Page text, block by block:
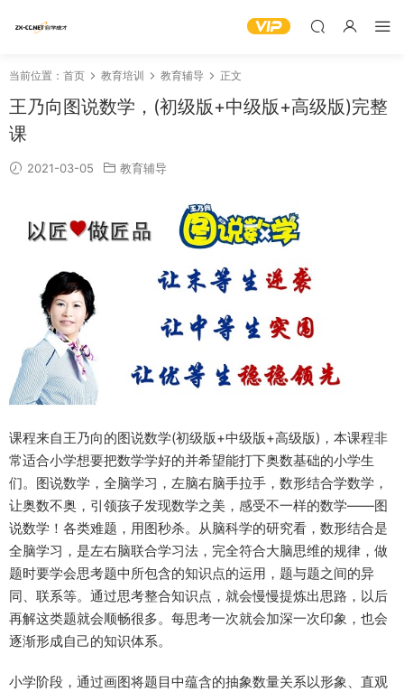
当前位置： 首页 教育培训 教育辅导 正文
王乃向图说数学，(初级版+中级版+高级版)完整
课
2021-03-05 教育辅导
课程来自王乃向的图说数学(初级版+中级版+高级版)，本课程非
常适合小学想要把数学学好的并希望能打下奥数基础的小学生
们。图说数学，全脑学习，左脑右脑手拉手，数形结合学数学，
让奥数不奥，引领孩子发现数学之美，感受不一样的数学——图
说数学！各类难题，用图秒杀。从脑科学的研究看，数形结合是
全脑学习，是左右脑联合学习法，完全符合大脑思维的规律，做
题时要学会思考题中所包含的知识点的运用，题与题之间的异
同、联系等。通过思考整合知识点，就会慢慢提炼出思路，以后
再解这类题就会顺畅很多。每思考一次就会加深一次印象，也会
逐渐形成自己的知识体系。
小学阶段，通过画图将题目中蕴含的抽象数量关系以形象、直观